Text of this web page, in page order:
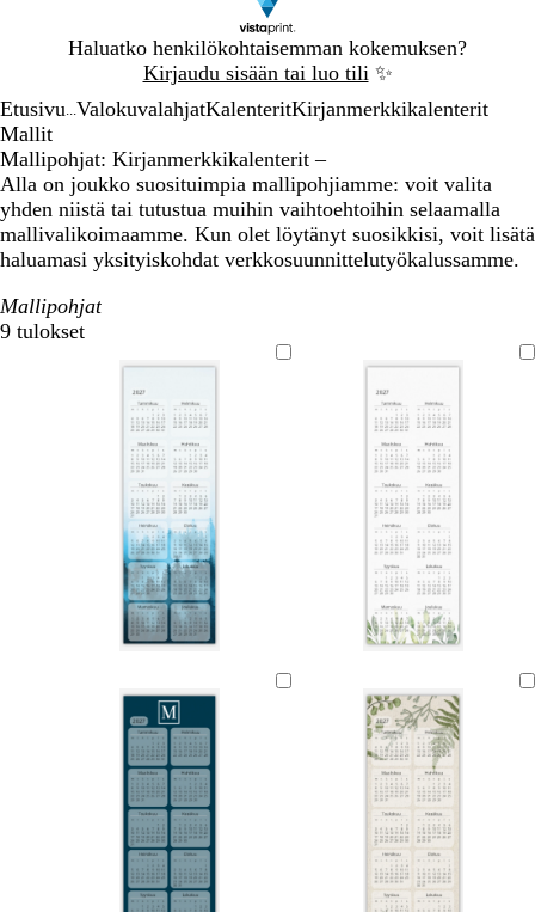
Haluatko henkilökohtaisemman kokemuksen?
Kirjaudu sisään tai luo tili ✨
1
Etusivu ValokuvalahjatKalenteritKirjanmerkkikalenterit
Mallit
Mallipohjat: Kirjanmerkkikalenterit –
Alla on joukko suosituimpia mallipohjiamme: voit valita
yhden niistä tai tutustua muihin vaihtoehtoihin selaamalla
mallivalikoimaamme. Kun olet löytänyt suosikkisi, voit lisätä
haluamasi yksityiskohdat verkkosuunnittelutyökalussamme.
Mallipohjat
9 tulokset
Suodattimet